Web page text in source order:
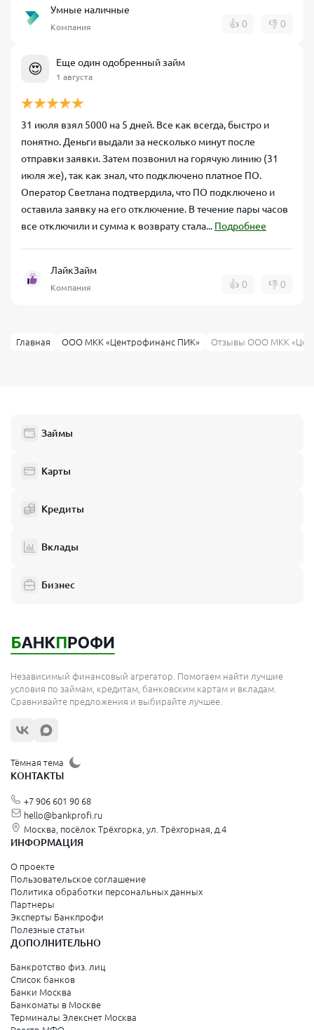
Умные наличные
Компания 👍 0 👎 0
😍 Еще один одобренный займ
1 августа
31 июля взял 5000 на 5 дней. Все как всегда, быстро и
понятно. Деньги выдали за несколько минут после
отправки заявки. Затем позвонил на горячую линию (31
июля же), так как знал, что подключено платное ПО.
Оператор Светлана подтвердила, что ПО подключено и
оставила заявку на его отключение. В течение пары часов
все отключили и сумма к возврату стала... Подробнее
ЛайкЗайм
Компания 👍 0 👎 0
Главная ООО МКК «Центрофинанс ПИК» Отзывы ООО МКК
Займы
Карты
Кредиты
Вклады
Бизнес
Независимый финансовый агрегатор. Помогаем найти лучшие
условия по займам, кредитам, банковским картам и вкладам.
Сравнивайте предложения и выбирайте лучшее.
Тёмная тема
КОНТАКТЫ
+7 906 601 90 68
hello@bankprofi.ru
Москва, посёлок Трёхгорка, ул. Трёхгорная, д.4
ИНФОРМАЦИЯ
О проекте
Пользовательское соглашение
Политика обработки персональных данных
Партнеры
Эксперты Банкпрофи
Полезные статьи
ДОПОЛНИТЕЛЬНО
Банкротство физ. лиц
Список банков
Банки Москва
Банкоматы в Москве
Терминалы Элекснет Москва